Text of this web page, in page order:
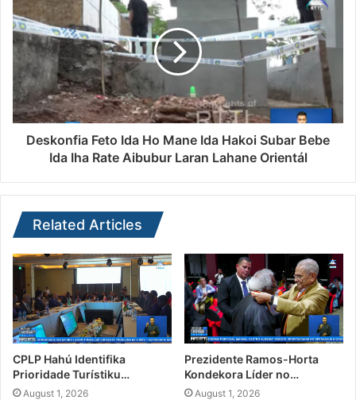
Deskonfia Feto Ida Ho Mane Ida Hakoi Subar Bebe
Ida Iha Rate Aibubur Laran Lahane Orientál
Related Articles
CPLP Hahú Identifika
Prioridade Turístiku…
August 1, 2026
Prezidente Ramos-Horta
Kondekora Líder no…
August 1, 2026